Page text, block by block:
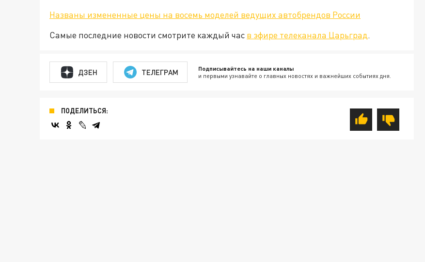
Названы измененные цены на восемь моделей ведущих автобрендов России
Самые последние новости смотрите каждый час в эфире телеканала Царьград.
ДЗЕН ТЕЛЕГРАМ Подписывайтесь на наши каналы
и первыми узнавайте о главных новостях и важнейших событиях дня.
ПОДЕЛИТЬСЯ: